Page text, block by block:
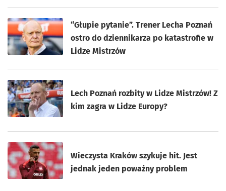
“Głupie pytanie”. Trener Lecha Poznań
ostro do dziennikarza po katastrofie w
Lidze Mistrzów
Lech Poznań rozbity w Lidze Mistrzów! Z
kim zagra w Lidze Europy?
Wieczysta Kraków szykuje hit. Jest
jednak jeden poważny problem